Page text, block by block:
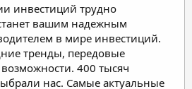
инвестиций трудно
вашим надежным
в мире инвестиций.
тренды, передовые
400 тысяч
нас. Самые актуальные